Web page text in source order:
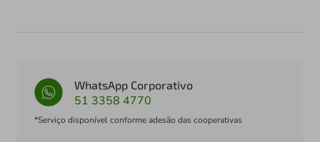
WhatsApp Corporativo
51 3358 4770
*Serviço disponível conforme adesão das cooperativas